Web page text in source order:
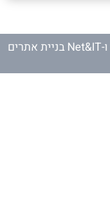
ו- Net&IT בניית אתרים